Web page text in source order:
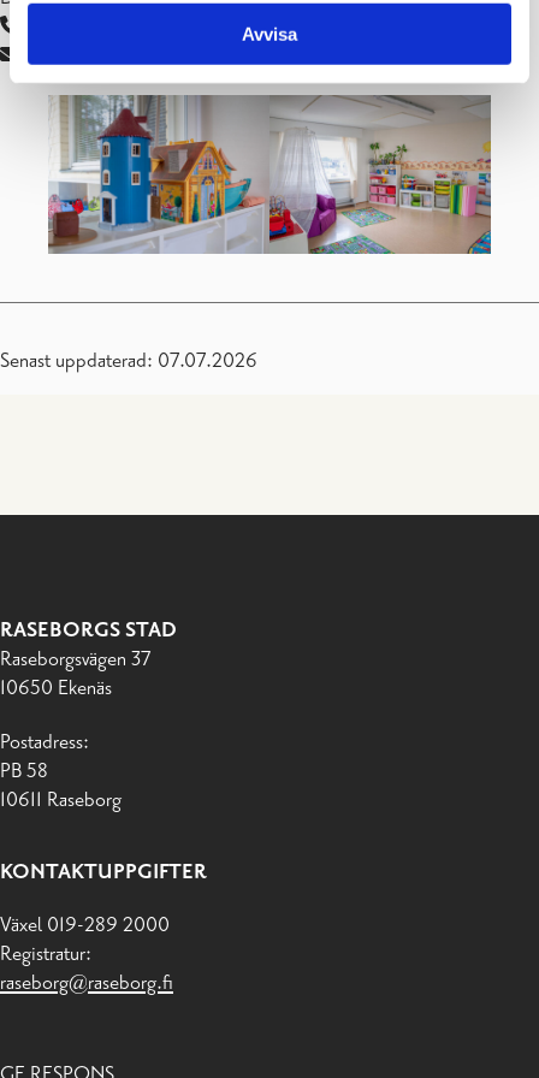
Avvisa
katriina.asikainen@raseborg.fi
Senast uppdaterad: 07.07.2026
RASEBORGS STAD
Raseborgsvägen 37
10650 Ekenäs
Postadress:
PB 58
10611 Raseborg
KONTAKTUPPGIFTER
Växel 019-289 2000
Registratur:
raseborg@raseborg.fi